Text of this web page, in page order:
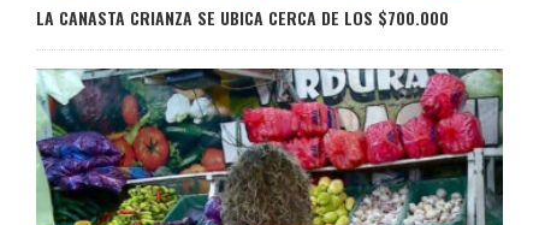
LA CANASTA CRIANZA SE UBICA CERCA DE LOS $700.000